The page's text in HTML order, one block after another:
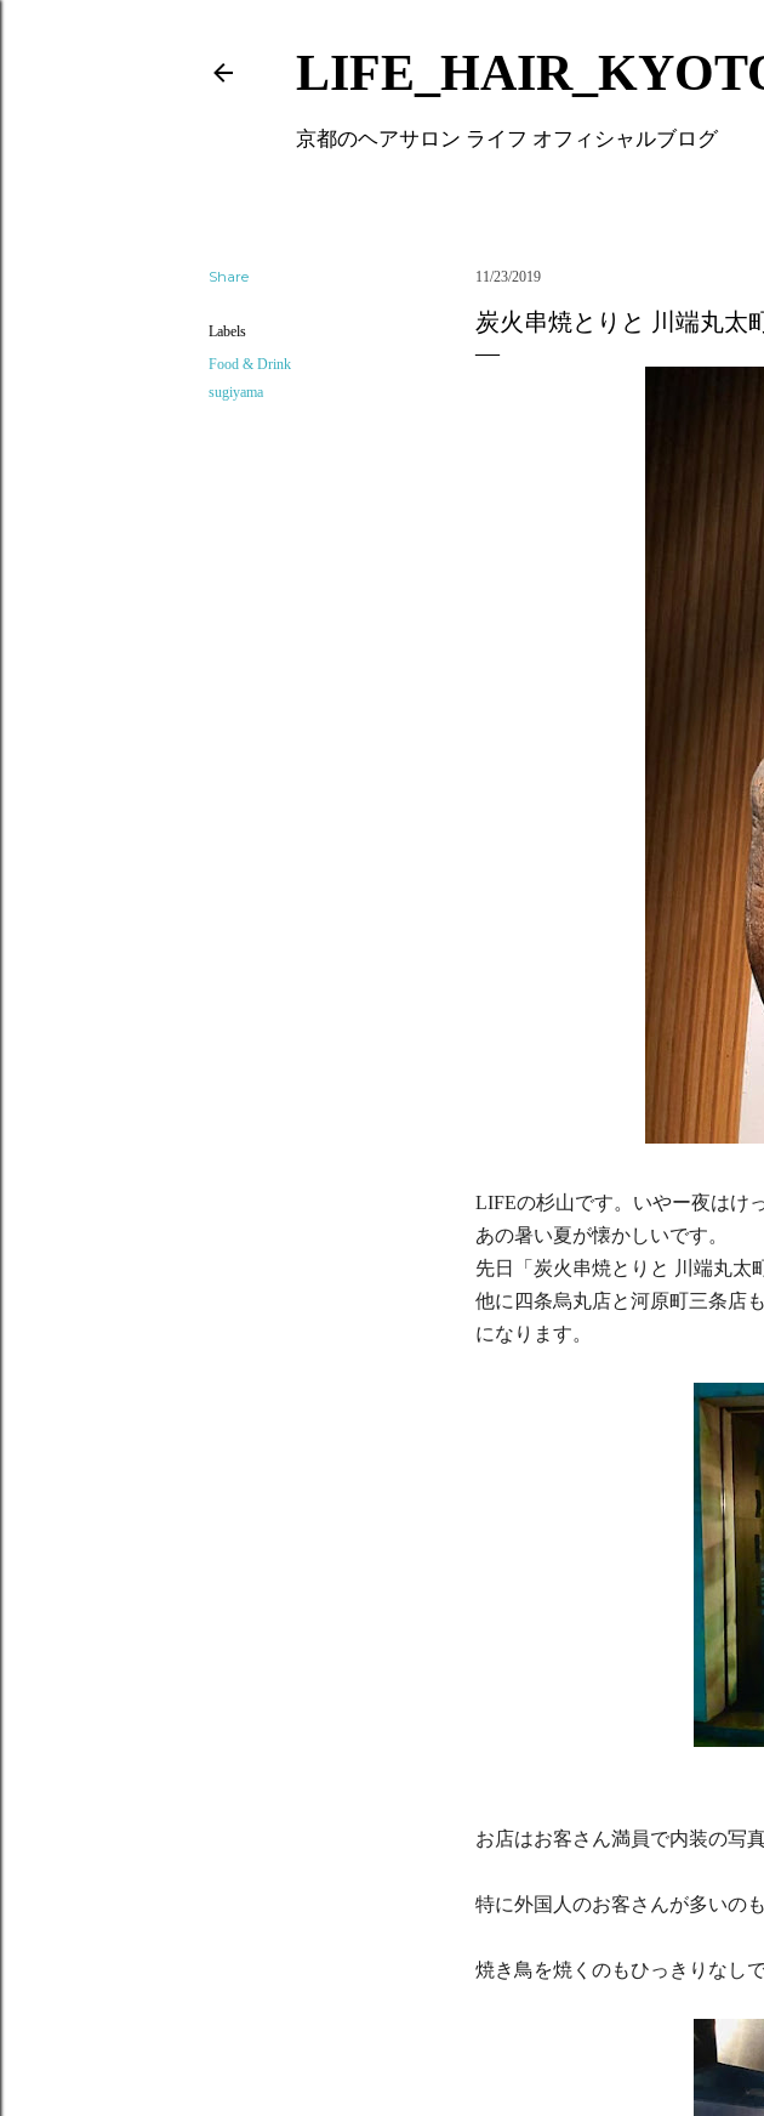
京都のヘアサロン ライフ オフィシャルブログ
Share
Labels
Food & Drink
sugiyama
11/23/2019
炭火串焼とりと 川端丸太
LIFEの杉山です。いやー夜はけ
あの暑い夏が懐かしいです。
先日「炭火串焼とりと 川端丸太
他に四条烏丸店と河原町三条店
になります。
お店はお客さん満員で内装の写
特に外国人のお客さんが多いの
焼き鳥を焼くのもひっきりなし